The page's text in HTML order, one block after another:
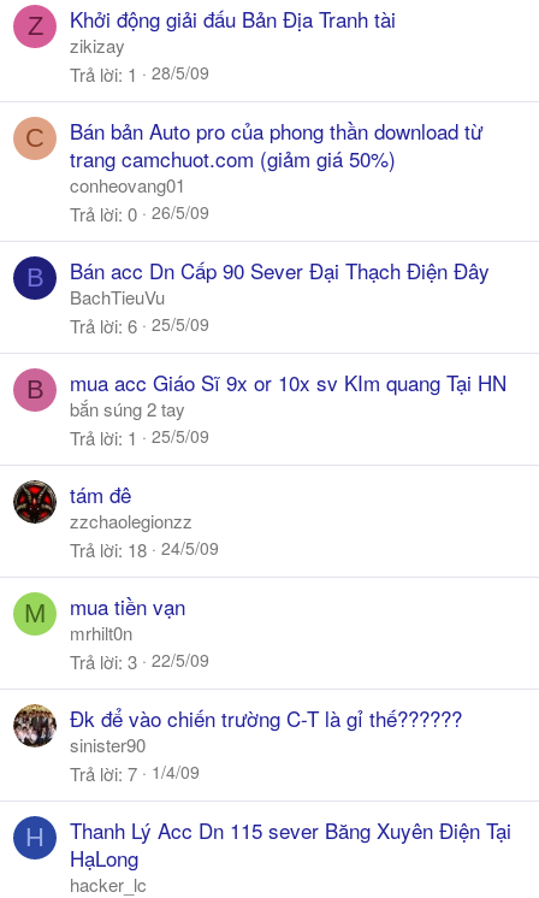
Z Khởi động giải đấu Bản Địa Tranh tài
zikizay
Trả lời 1 28/5/09
C
Bán bản Auto pro của phong thần download từ
trang camchuot.com (giảm giá 50%)
conheovang01
Trả lời 0 26/5/09
B Bán acc Dn Cấp 90 Sever Đại Thạch Điện Đây
BachTieuVu
Trả lời 6 25/5/09
B mua acc Giáo Sĩ 9x or 10x sv KIm quang Tại HN
bắn súng 2 tay
Trả lời 1 25/5/09
tám đê
zzchaolegionzz
Trả lời 18 24/5/09
M mua tiền vạn
mrhilt0n
Trả lời 3 22/5/09
Đk để vào chiến trường C-T là gỉ thế??????
sinister90
Trả lời 7 1/4/09
H
Thanh Lý Acc Dn 115 sever Băng Xuyên Điện Tại
HạLong
hacker_lc